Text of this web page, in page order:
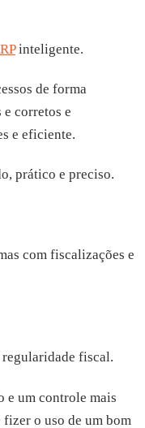
inteligente.
de forma
corretos e
e eficiente.
prático e preciso.
com fiscalizações e
fiscal.
e um controle mais
fizer o uso de um bom